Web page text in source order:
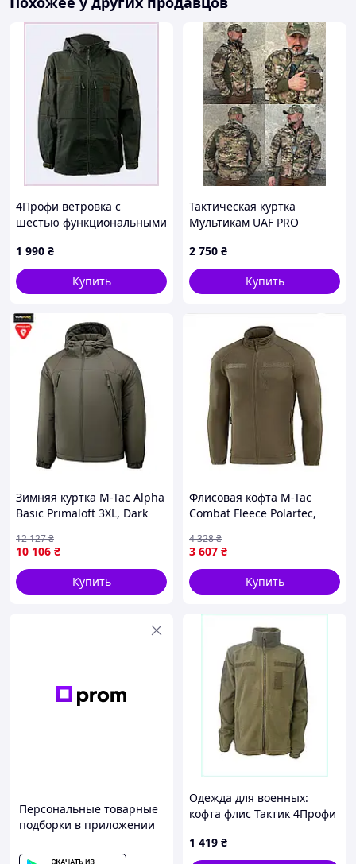
4Профи ветровка с
шестью функциональными
C8A7M03662
1 990 ₴
Купить
Тактическая куртка
Мультикам UAF PRO
2 750 ₴
Купить
Зимняя куртка M-Tac Alpha
Basic Primaloft 3XL, Dark
водоотталкивающий
нейлон, утеплитель до
-20°C.
10 106 ₴
12 127₴
Купить
Флисовая кофта M-Tac
Combat Fleece Polartec,
3 607 ₴
4 328₴
Купить
Персональные товарные
подборки в приложении
Одежда для военных:
кофта флис Тактик 4Профи
1 419 ₴